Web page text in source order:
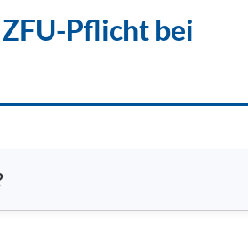
Pflicht bei